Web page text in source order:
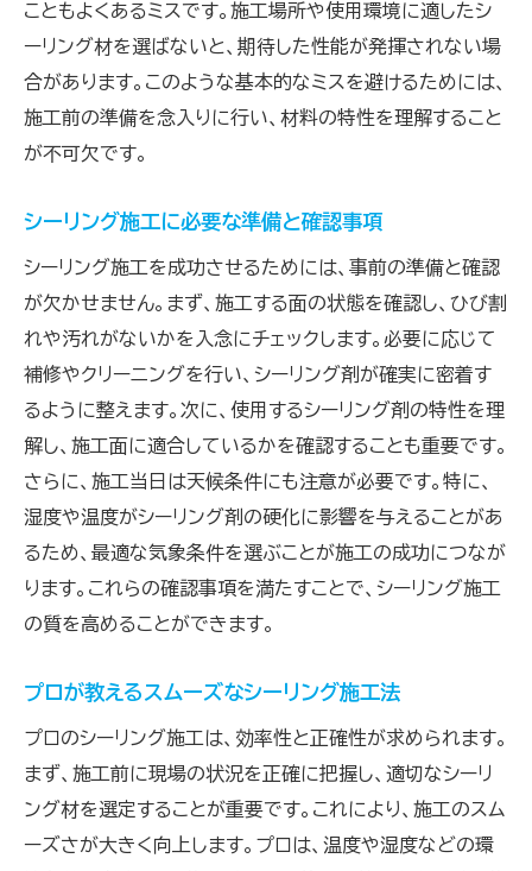
こともよくあるミスです。施工場所や使用環境に適したシ
ーリング材を選ばないと、期待した性能が発揮されない場
合があります。このような基本的なミスを避けるためには、
施工前の準備を念入りに行い、材料の特性を理解すること
が不可欠です。
シーリング施工に必要な準備と確認事項
シーリング施工を成功させるためには、事前の準備と確認
が欠かせません。まず、施工する面の状態を確認し、ひび割
れや汚れがないかを入念にチェックします。必要に応じて
補修やクリーニングを行い、シーリング剤が確実に密着す
るように整えます。次に、使用するシーリング剤の特性を理
解し、施工面に適合しているかを確認することも重要です。
さらに、施工当日は天候条件にも注意が必要です。特に、
湿度や温度がシーリング剤の硬化に影響を与えることがあ
るため、最適な気象条件を選ぶことが施工の成功につなが
ります。これらの確認事項を満たすことで、シーリング施工
の質を高めることができます。
プロが教えるスムーズなシーリング施工法
プロのシーリング施工は、効率性と正確性が求められます。
まず、施工前に現場の状況を正確に把握し、適切なシーリ
ング材を選定することが重要です。これにより、施工のスム
ーズさが大きく向上します。プロは、温度や湿度などの環